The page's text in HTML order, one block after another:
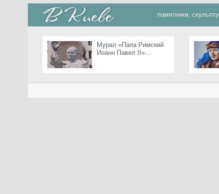
памятники,
Мурал «Папа Римский
Иоанн Павел II»...